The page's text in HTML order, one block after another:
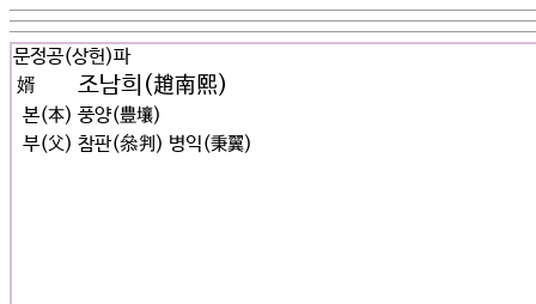
문정공(상헌)파
婿
조남희(趙南熙)
본(本) 풍양(豊壤)
부(父) 참판(叅判) 병익(秉翼)